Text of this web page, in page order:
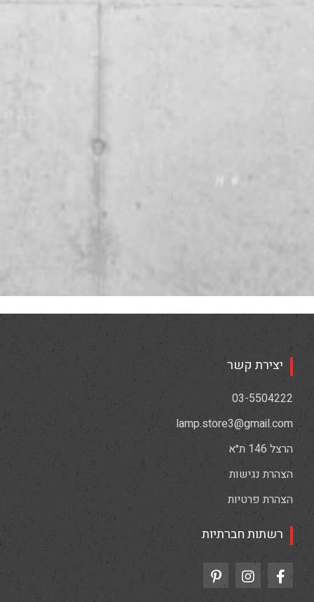
יצירת קשר
03-5504222
lamp.store3@gmail.com
הרצל 146 ת״א
הצהרת נגישות
הצהרת פרטיות
רשתות חברתיות